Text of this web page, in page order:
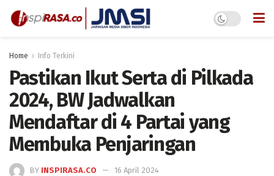
Home Info Terkini
Pastikan Ikut Serta di Pilkada
2024, BW Jadwalkan
Mendaftar di 4 Partai yang
Membuka Penjaringan
BY INSPIRASA.CO 16 April 2024